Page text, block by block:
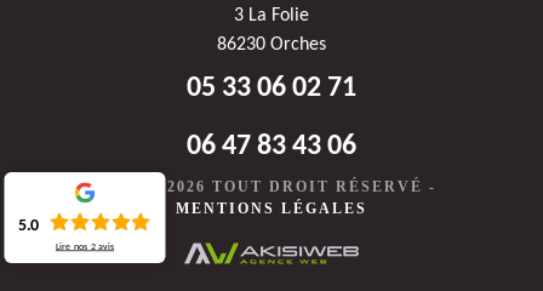
3 La Folie
86230 Orches
05 33 06 02 71
06 47 83 43 06
©2020-2026 TOUT DROIT RÉSERVÉ -
MENTIONS LÉGALES
5.0
Lire nos 2avis